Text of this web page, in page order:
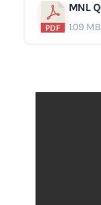
MNL
1.09 MB